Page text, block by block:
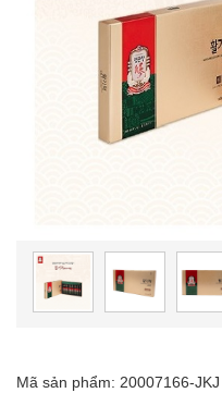
Mã sản phẩm: 20007166-JKJ